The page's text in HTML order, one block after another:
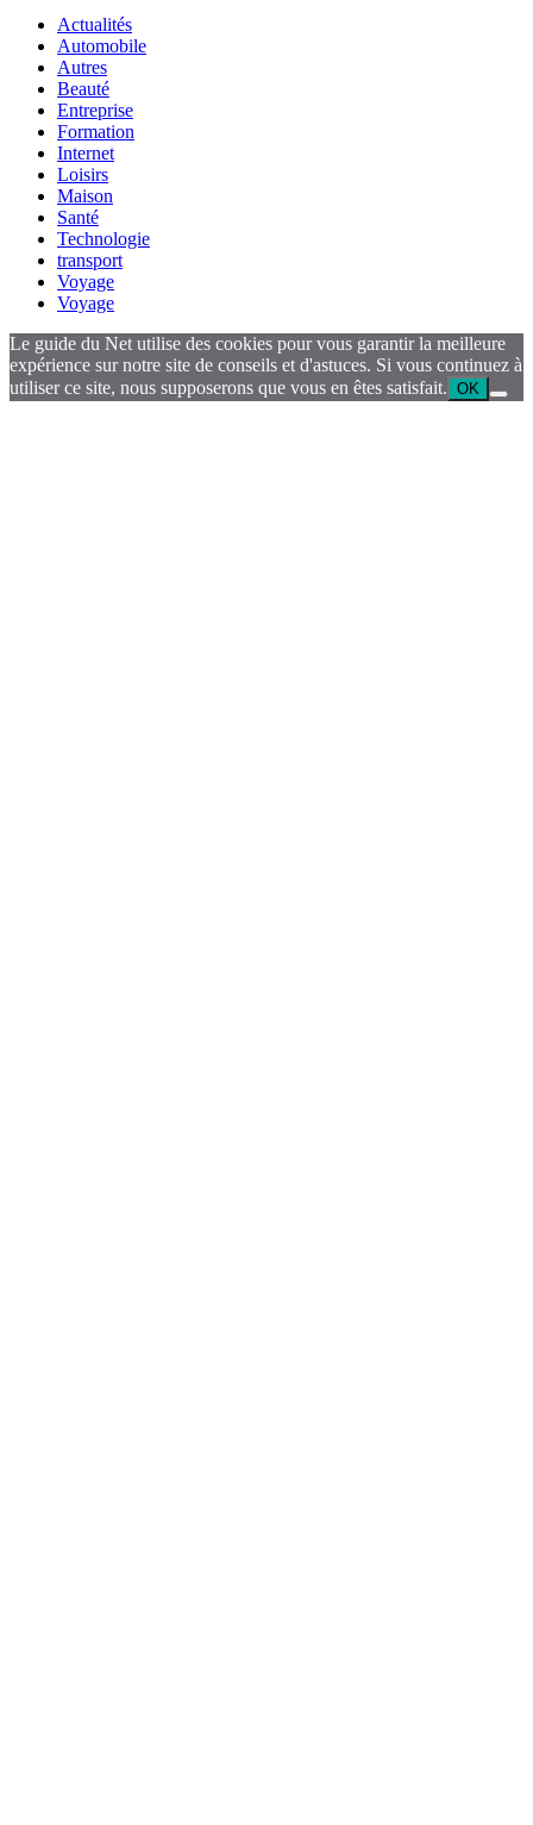
Actualités
Automobile
Autres
Beauté
Entreprise
Formation
Internet
Loisirs
Maison
Santé
Technologie
transport
Voyage
Voyage
Le guide du Net utilise des cookies pour vous garantir la meilleure
expérience sur notre site de conseils et d'astuces. Si vous continuez à
utiliser ce site, nous supposerons que vous en êtes satisfait. OK